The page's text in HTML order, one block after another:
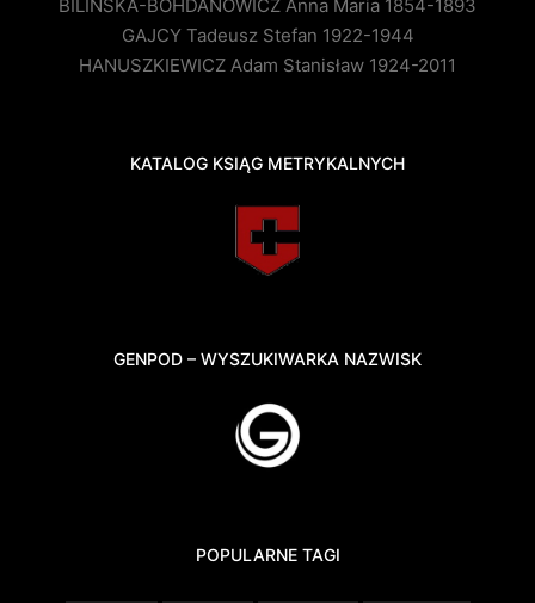
BILIŃSKA-BOHDANOWICZ Anna Maria 1854-1893
GAJCY Tadeusz Stefan 1922-1944
HANUSZKIEWICZ Adam Stanisław 1924-2011
KATALOG KSIĄG METRYKALNYCH
GENPOD – WYSZUKIWARKA NAZWISK
POPULARNE TAGI